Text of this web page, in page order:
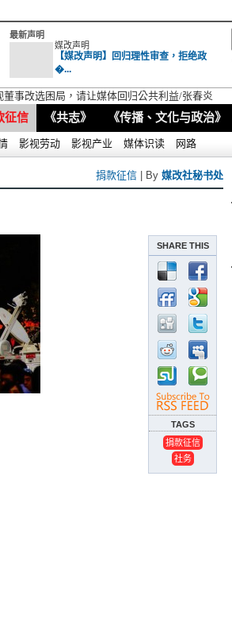
最新声明
媒改声明
【媒改声明】回归理性审查，拒绝政
�...
事改选困局，请让媒体回归公共利益/张春炎
征信 《共志》 《传播、文化与政治》
影视劳动 影视产业 媒体识读 网路
捐款征信 | By 媒改社秘书处
SHARE THIS
TAGS
捐款征信
社务